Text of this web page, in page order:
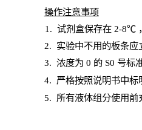
操作注意事项
1. 试剂盒保存在 2-8℃
2. 实验中不用的板条
3. 浓度为 0 的 S0 号标
4. 严格按照说明书中标
5. 所有液体组分使用前